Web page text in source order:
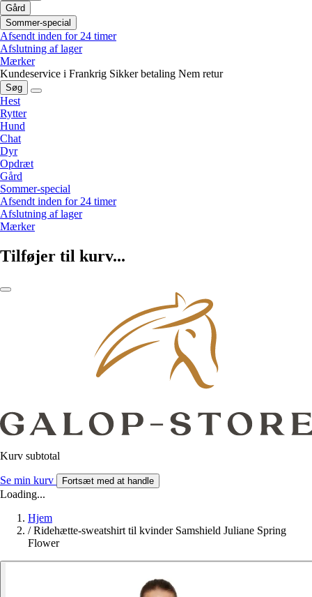
Gård
Sommer-special
Afsendt inden for 24 timer
Afslutning af lager
Mærker
Kundeservice i Frankrig Sikker betaling Nem retur
Søg
Hest
Rytter
Hund
Chat
Dyr
Opdræt
Gård
Sommer-special
Afsendt inden for 24 timer
Afslutning af lager
Mærker
Tilføjer til kurv...
Kurv subtotal
Se min kurv Fortsæt med at handle
Loading...
Hjem
/ Ridehætte-sweatshirt til kvinder Samshield Juliane Spring
Flower